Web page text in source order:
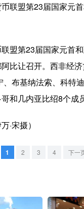
娱乐 时尚
安徽
广西 海南
联盟第23届国家元
第23届国家元首和
比让召开。西非经
布基纳法索、科特
和几内亚比绍8个成
宋摄）
1 2 3 4 下一